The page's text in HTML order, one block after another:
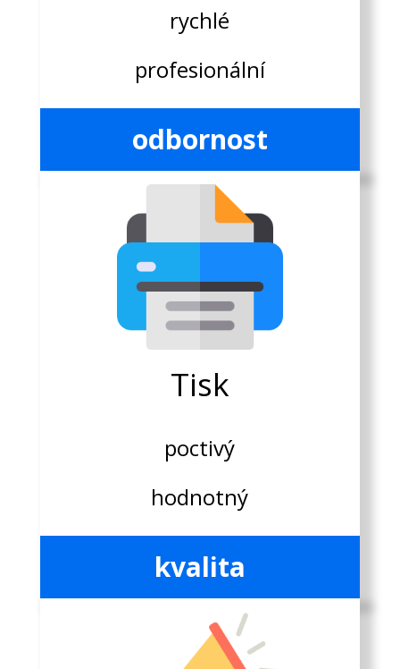
rychlé
profesionální
odbornost
Tisk
poctivý
hodnotný
kvalita